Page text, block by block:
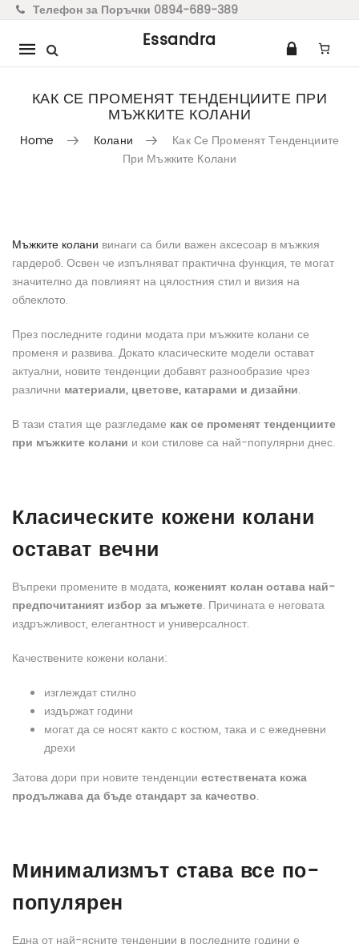
Телефон за Поръчки 0894-689-389
Mobile
Essandra
КАК СЕ ПРОМЕНЯТ ТЕНДЕНЦИИТЕ ПРИ
МЪЖКИТЕ КОЛАНИ
Home Колани
Как Се Променят Тенденциите
При Мъжките Колани
Мъжките колани винаги са били важен аксесоар в мъжкия
гардероб. Освен че изпълняват практична функция, те могат
значително да повлияят на цялостния стил и визия на
облеклото.
През последните години модата при мъжките колани се
променя и развива. Докато класическите модели остават
актуални, новите тенденции добавят разнообразие чрез
различни материали, цветове, катарами и дизайни.
В тази статия ще разгледаме как се променят тенденциите
при мъжките колани и кои стилове са най-популярни днес.
Класическите кожени колани
остават вечни
Въпреки промените в модата, коженият колан остава най-
предпочитаният избор за мъжете. Причината е неговата
издръжливост, елегантност и универсалност.
Качествените кожени колани:
изглеждат стилно
издържат години
могат да се носят както с костюм, така и с ежедневни
дрехи
Затова дори при новите тенденции естествената кожа
продължава да бъде стандарт за качество.
Минимализмът става все по-
популярен
Една от най-ясните тенденции в последните години е